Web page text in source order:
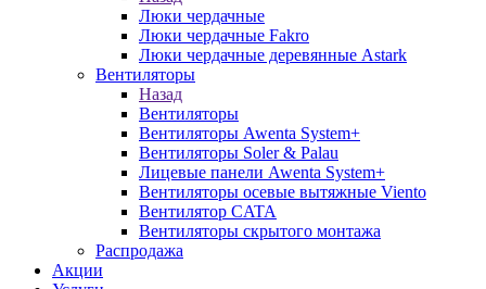
Люки чердачные
Люки чердачные Fakro
Люки чердачные деревянные Astark
Вентиляторы
Назад
Вентиляторы
Вентиляторы Awenta System+
Вентиляторы Soler & Palau
Лицевые панели Awenta System+
Вентиляторы осевые вытяжные Viento
Вентилятор CATA
Вентиляторы скрытого монтажа
Распродажа
Акции